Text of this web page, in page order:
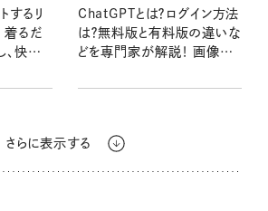
するリ
着るだ
快適＆
ChatGPTとは？ログイン方法
は？無料版と有料版の違いな
どを専門家が解説！ 画像生
ども公開！
さらに表示する